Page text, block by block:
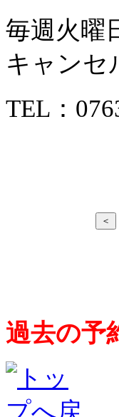
毎週火曜
キャンセ
TEL：
過去の予